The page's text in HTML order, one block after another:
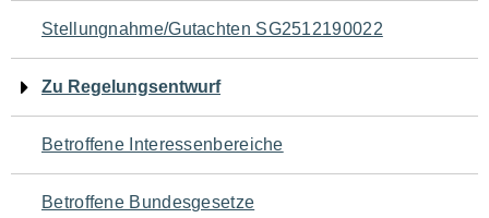
Navigation
für
den
Seiteninhalt
Stellungnahme/Gutachten SG2512190022
Zu Regelungsentwurf
Betroffene Interessenbereiche
Betroffene Bundesgesetze